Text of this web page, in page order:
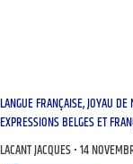
LANGUE FRANÇAISE, JOYAU
EXPRESSIONS BELGES ET
LACANT JACQUES 14